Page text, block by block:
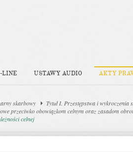
LINE USTAWY AUDIO AKTY
skarbowy Tytuł I. Przestępstwa i wykroczenia
przeciwko obowiązkom celnym oraz zasadom
celnej